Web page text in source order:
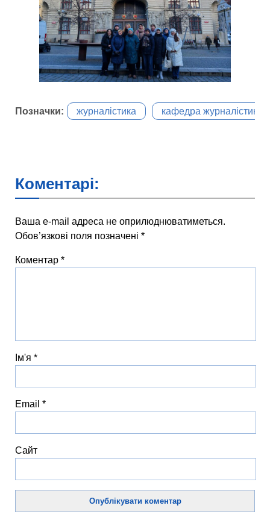
Позначки: журналістика кафедра журналістики
Коментарі:
Ваша e-mail адреса не оприлюднюватиметься.
Обов’язкові поля позначені *
Коментар *
Ім'я *
Email *
Сайт